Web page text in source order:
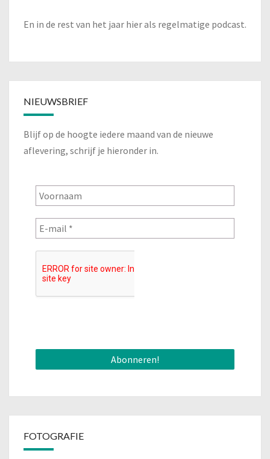
En in de rest van het jaar hier als regelmatige podcast.
NIEUWSBRIEF
Blijf op de hoogte iedere maand van de nieuwe
aflevering, schrijf je hieronder in.
FOTOGRAFIE